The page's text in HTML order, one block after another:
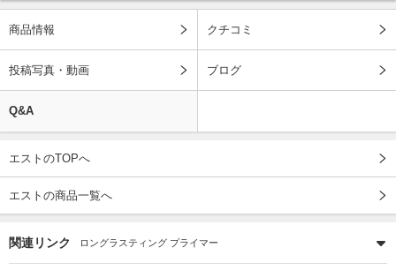
商品情報 クチコミ
投稿写真・動画 ブログ
Q&A
エストのTOPへ
エストの商品一覧へ
関連リンク ロングラスティング プライマー